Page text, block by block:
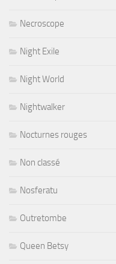
Necroscope
Night Exile
Night World
Nightwalker
Nocturnes rouges
Non classé
Nosferatu
Outretombe
Queen Betsy